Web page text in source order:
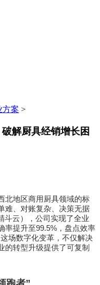
方案 >
解厨具经销增长困
北地区商用厨具领域的标
难、对账复杂、决策无据
斗云），公司实现了全业
率提升至99.5%，盘点效率
场数字化变革，不仅解决
的转型升级提供了可复制